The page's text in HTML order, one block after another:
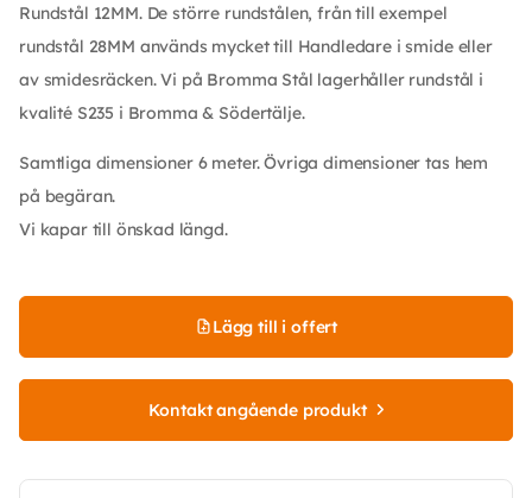
Rundstål 12MM. De större rundstålen, från till exempel
rundstål 28MM används mycket till Handledare i smide eller
av smidesräcken. Vi på Bromma Stål lagerhåller rundstål i
kvalité S235 i Bromma & Södertälje.
Samtliga dimensioner 6 meter. Övriga dimensioner tas hem
på begäran.
Vi kapar till önskad längd.
Lägg till i offert
Kontakt angående produkt